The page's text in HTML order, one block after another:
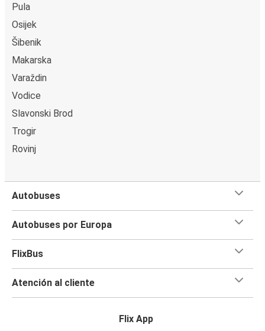
Pula
Osijek
Šibenik
Makarska
Varaždin
Vodice
Slavonski Brod
Trogir
Rovinj
Autobuses
Autobuses por Europa
FlixBus
Atención al cliente
Flix App